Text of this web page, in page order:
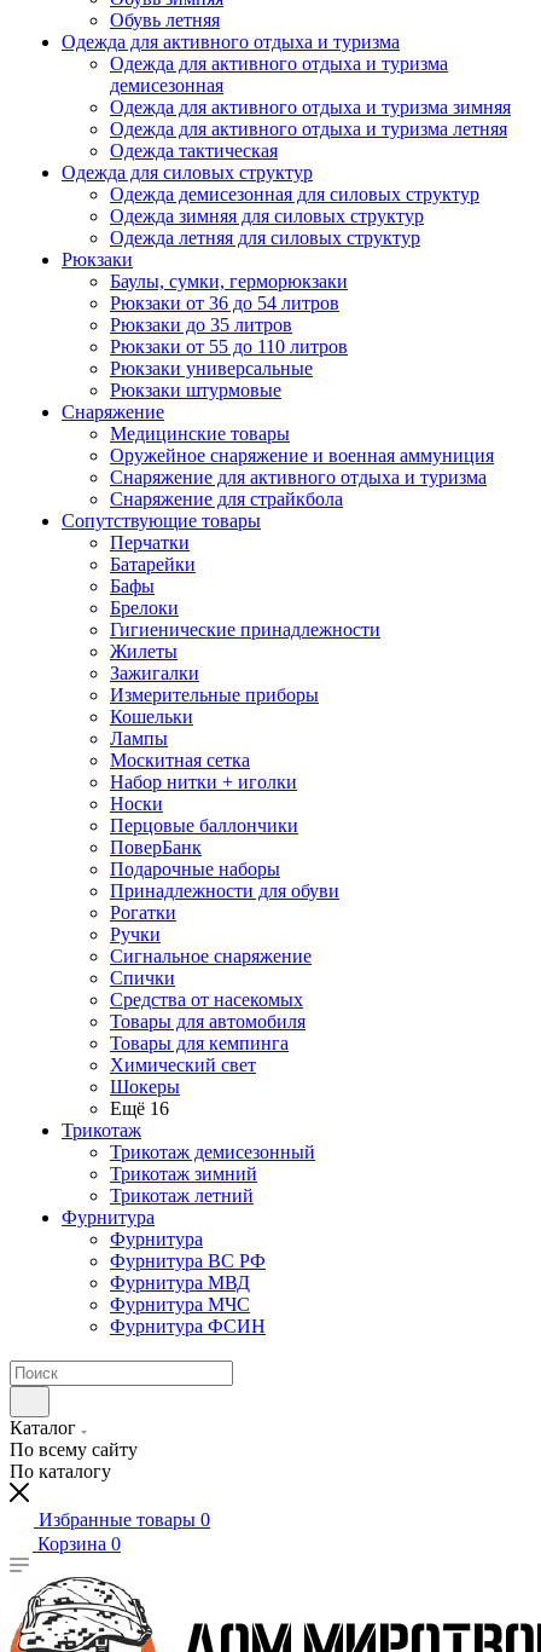
Обувь летняя
Одежда для активного отдыха и туризма
Одежда для активного отдыха и туризма
демисезонная
Одежда для активного отдыха и туризма зимняя
Одежда для активного отдыха и туризма летняя
Одежда тактическая
Одежда для силовых структур
Одежда демисезонная для силовых структур
Одежда зимняя для силовых структур
Одежда летняя для силовых структур
Рюкзаки
Баулы, сумки, герморюкзаки
Рюкзаки от 36 до 54 литров
Рюкзаки до 35 литров
Рюкзаки от 55 до 110 литров
Рюкзаки универсальные
Рюкзаки штурмовые
Снаряжение
Медицинские товары
Оружейное снаряжение и военная аммуниция
Снаряжение для активного отдыха и туризма
Снаряжение для страйкбола
Сопутствующие товары
Перчатки
Батарейки
Бафы
Брелоки
Гигиенические принадлежности
Жилеты
Зажигалки
Измерительные приборы
Кошельки
Лампы
Москитная сетка
Набор нитки + иголки
Носки
Перцовые баллончики
ПоверБанк
Подарочные наборы
Принадлежности для обуви
Рогатки
Ручки
Сигнальное снаряжение
Спички
Средства от насекомых
Товары для автомобиля
Товары для кемпинга
Химический свет
Шокеры
Ещё 16
Трикотаж
Трикотаж демисезонный
Трикотаж зимний
Трикотаж летний
Фурнитура
Фурнитура
Фурнитура ВС РФ
Фурнитура МВД
Фурнитура МЧС
Фурнитура ФСИН
Каталог
По всему сайту
По каталогу
Избранные товары 0
Корзина 0